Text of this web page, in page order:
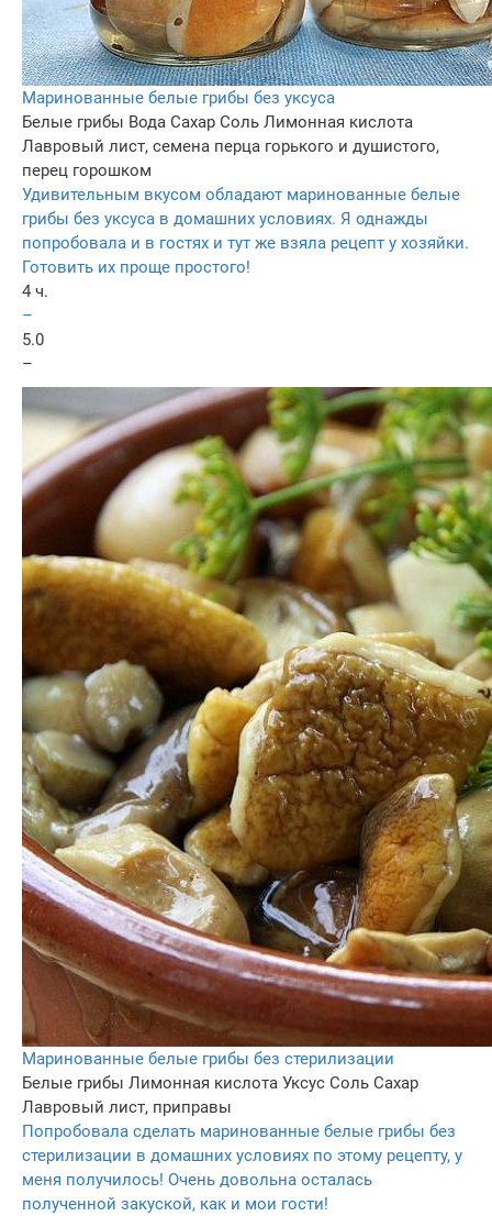
Маринованные белые грибы без уксуса
Белые грибы Вода Сахар Соль Лимонная кислота
Лавровый лист, семена перца горького и душистого,
перец горошком
Удивительным вкусом обладают маринованные белые
грибы без уксуса в домашних условиях. Я однажды
попробовала и в гостях и тут же взяла рецепт у хозяйки.
Готовить их проще простого!
4 ч.
–
5.0
–
Маринованные белые грибы без стерилизации
Белые грибы Лимонная кислота Уксус Соль Сахар
Лавровый лист, приправы
Попробовала сделать маринованные белые грибы без
стерилизации в домашних условиях по этому рецепту, у
меня получилось! Очень довольна осталась
полученной закуской, как и мои гости!